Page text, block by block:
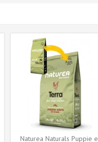
Naturea Naturals Puppie e